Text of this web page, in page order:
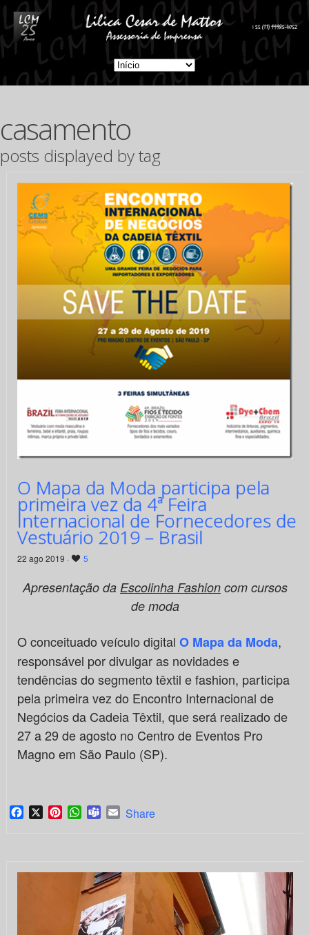
casamento
posts displayed by tag
O Mapa da Moda participa pela
primeira vez da 4ª Feira
Internacional de Fornecedores de
Vestuário 2019 – Brasil
22 ago 2019 · 5
Apresentação da Escolinha Fashioncom cursos
de moda
O conceituado veículo digital O Mapa da Moda,
responsável por divulgar as novidades e
tendências do segmento têxtil e fashion, participa
pela primeira vez do Encontro Internacional de
Negócios da Cadeia Têxtil, que será realizado de
27 a 29 de agosto no Centro de Eventos Pro
Magno em São Paulo (SP).
Facebook
X PinterestWhatsApp
TeamsEmail
Share